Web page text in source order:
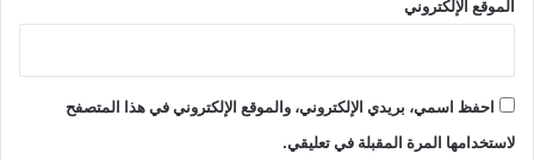
الموقع الإلكتروني
احفظ اسمي، بريدي الإلكتروني، والموقع الإلكتروني في هذا المتصفح
لاستخدامها المرة المقبلة في تعليقي.